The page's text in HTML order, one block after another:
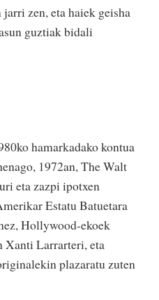
zen, eta haiek geisha
guztiak bidali
hamarkadako kontua
1972an, The Walt
eta zazpi ipotxen
Estatu Batuetara
Hollywood-ekoek
Xanti Larrarteri, eta
plazaratu zuten